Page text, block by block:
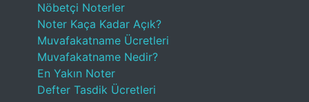
Nöbetçi Noterler
Noter Kaça Kadar Açık?
Muvafakatname Ücretleri
Muvafakatname Nedir?
En Yakın Noter
Defter Tasdik Ücretleri